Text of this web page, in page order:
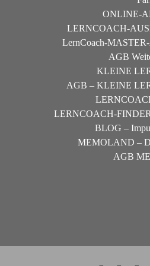
ONLINE-
LERNCOACH-
LernCoach-
AGB
KLEINE
AGB – KLEINE
LERNCOACH-
BLOG –
MEMOLAND –
AGB